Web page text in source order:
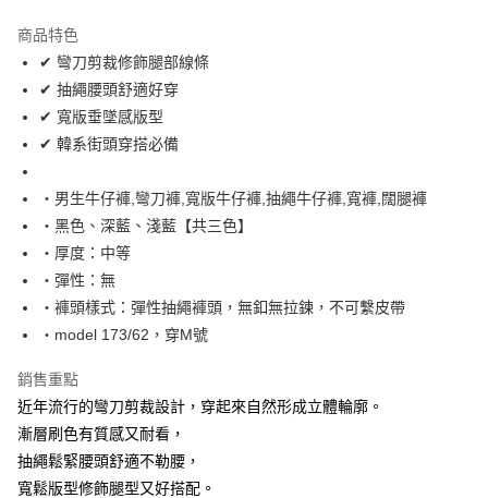
Apple Pay
街口支付
悠遊付
Google Pay
AFTEE先享後付
相關說明
【關於「AFTEE先享後付」】
AFTEE先享後付是「在收到商品之後才付款」的支付方式。 讓您購物簡單
便利好安心！
１．簡單：不需註冊會員、不需綁卡、不需儲值。
【「AFTEE先享後付」結帳流程】
１．於結帳方式選擇「AFTEE先享後付」後，將跳轉至「AFTEE先享後付」
結帳頁面，進行簡訊認證並確認金額後，即可完成結帳。
２．訂單成立數日內，您將收到繳費通知簡訊。
３．收到繳費通知簡訊後14天內，點擊此簡訊中的連結，可透過四大超商／
ATM付款
運送方式
全家付款取貨
每筆NT$80，滿NT$1,800(含以上)免運費
先付款後全家取貨
每筆NT$80，滿NT$1,800(含以上)免運費
商品特色
✔ 彎刀剪裁修飾腿部線條
✔ 抽繩腰頭舒適好穿
✔ 寬版垂墜感版型
✔ 韓系街頭穿搭必備
‧男生牛仔褲,彎刀褲,寬版牛仔褲,抽繩牛仔褲,寬褲,闊腿褲
‧黑色、深藍、淺藍【共三色】
‧厚度：中等
‧彈性：無
‧褲頭樣式：彈性抽繩褲頭，無釦無拉鍊，不可繫皮帶
‧model 173/62，穿M號
銷售重點
近年流行的彎刀剪裁設計，穿起來自然形成立體輪廓。
漸層刷色有質感又耐看，
抽繩鬆緊腰頭舒適不勒腰，
寬鬆版型修飾腿型又好搭配。